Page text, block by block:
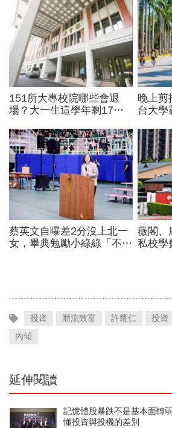
151所大專校院哪些會退
場？大一生這學年剩17
學、科大專校名單位置一次
看
晚上剪
台大學
1年，
蔡英文自曝差2分沒上北一
女，畢典勉勵小綠綠「不用
薇閣、
私校學
萬值
投資 順流致富 許耀仁 投資
內傾
延伸閱讀
記憶體股暴跌不是基本面轉
懂投資與投機的差別